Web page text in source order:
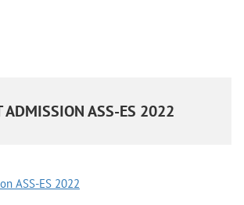
ADMISSION ASS-ES 2022
ASS-ES 2022